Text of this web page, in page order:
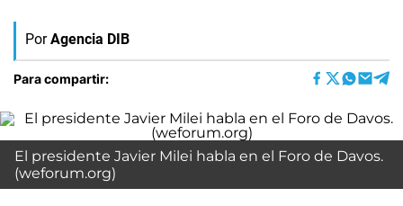
Por Agencia DIB
Para compartir:
El presidente Javier Milei habla en el Foro de Davos.
(weforum.org)